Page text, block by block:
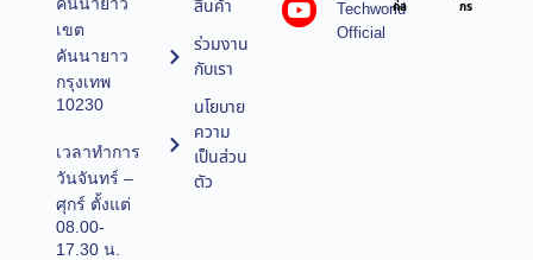
เขต
คันนายาว
กรุงเทพ
10230
เวลาทำการ
วันจันทร์ –
ศุกร์ ตั้งแต่
08.00-
17.30 น.
สินค้า
ร่วมงาน
กับเรา
นโยบาย
ความ
เป็นส่วน
ตัว
Techworld
Official
คล กร